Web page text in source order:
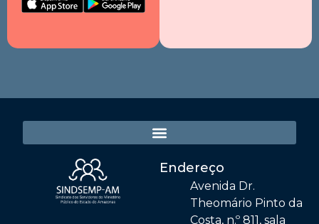
Endereço
Avenida Dr.
Theomário Pinto da
Costa, n.º 811, sala